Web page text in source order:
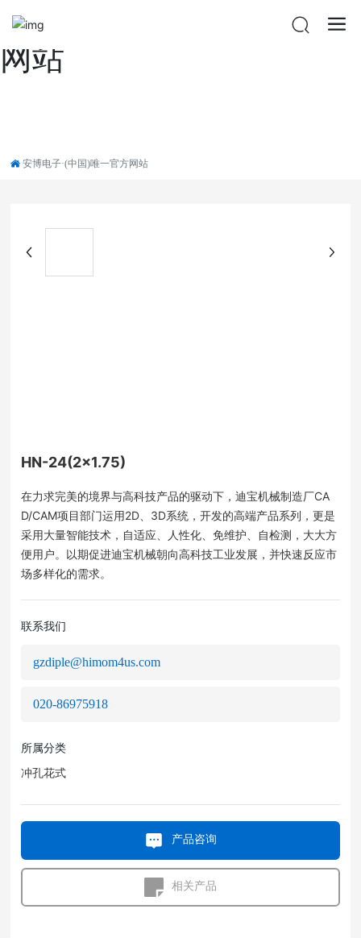
安博电子·(中国)唯一官方
网站
安博电子·(中国)唯一官方网站
HN-24(2×1.75)
在力求完美的境界与高科技产品的驱动下，迪宝机械制造厂CA
D/CAM项目部门运用2D、3D系统，开发的高端产品系列，更是
采用大量智能技术，自适应、人性化、免维护、自检测，大大方
便用户。以期促进迪宝机械朝向高科技工业发展，并快速反应市
场多样化的需求。
联系我们
gzdiple@himom4us.com
020-86975918
所属分类
冲孔花式
产品咨询
相关产品